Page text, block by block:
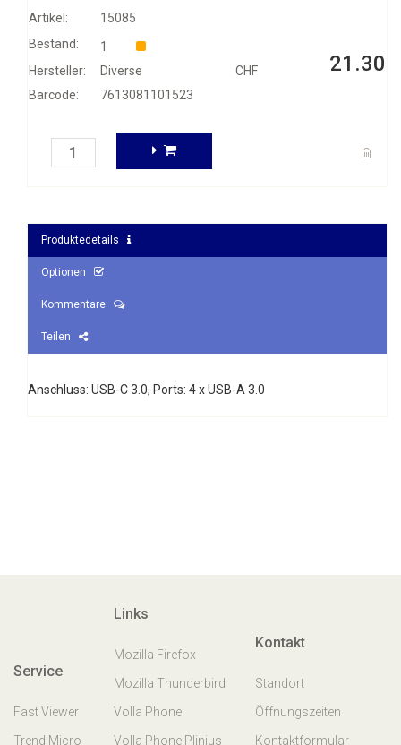
Artikel: 15085
CHF 21.30
Bestand:
1
Hersteller:
Diverse
Barcode:
7613081101523
Produktedetails
Optionen
Kommentare
Teilen
Anschluss: USB-C 3.0, Ports: 4 x USB-A 3.0
Service
Fast Viewer
Trend Micro
Links
Mozilla Firefox
Mozilla Thunderbird
Volla Phone
Volla Phone Plinius
Kontakt
Standort
Öffnungszeiten
Kontaktformular